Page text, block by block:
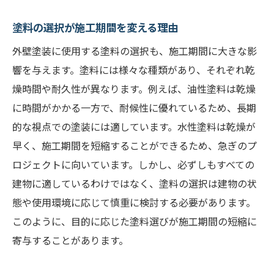
予備日を考慮した計画の立て方
天候が外壁塗装の施工期間に与える影響とは
雨天時の施工延期のリスクと対策
風速が施工に与える影響と対処法
湿度が塗料の乾燥時間に及ぼす影響
天候による施工中断時の対応策
気象予報を活用した施工計画
異常気象時の安全対策
外壁塗装の施工期間を短縮するための工夫
効率的な作業手順の設定
最新技術を活用した施工期間短縮法
塗料の選択が施工期間を変える理由
外壁塗装に使用する塗料の選択も、施工期間に大きな影
響を与えます。塗料には様々な種類があり、それぞれ乾
燥時間や耐久性が異なります。例えば、油性塗料は乾燥
に時間がかかる一方で、耐候性に優れているため、長期
的な視点での塗装には適しています。水性塗料は乾燥が
早く、施工期間を短縮することができるため、急ぎのプ
ロジェクトに向いています。しかし、必ずしもすべての
建物に適しているわけではなく、塗料の選択は建物の状
態や使用環境に応じて慎重に検討する必要があります。
このように、目的に応じた塗料選びが施工期間の短縮に
寄与することがあります。